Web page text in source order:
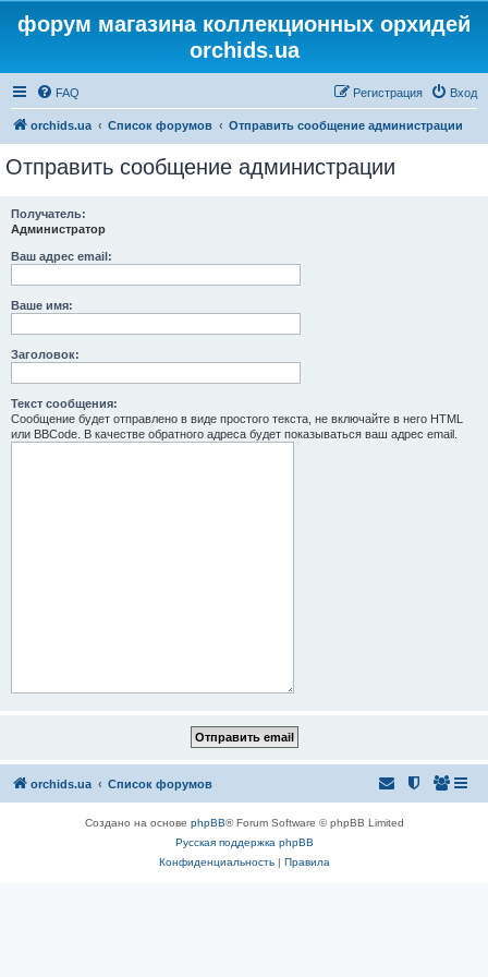
форум магазина коллекционных орхидей
orchids.ua
FAQ Вход
Регистрация
orchids.ua Список форумов Отправить сообщение администрации
Отправить сообщение администрации
Получатель:
Администратор
Ваш адрес email:
Ваше имя:
Заголовок:
Текст сообщения:
Сообщение будет отправлено в виде простого текста, не включайте в него HTML
или BBCode. В качестве обратного адреса будет показываться ваш адрес email.
orchids.ua Список форумов
Создано на основе phpBB® Forum Software © phpBB Limited
Русская поддержка phpBB
Конфиденциальность| Правила